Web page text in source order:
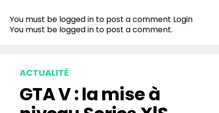
You must be logged in to post a comment Login
You must be logged in to post a comment.
ACTUALITÉ
GTA V : la mise à